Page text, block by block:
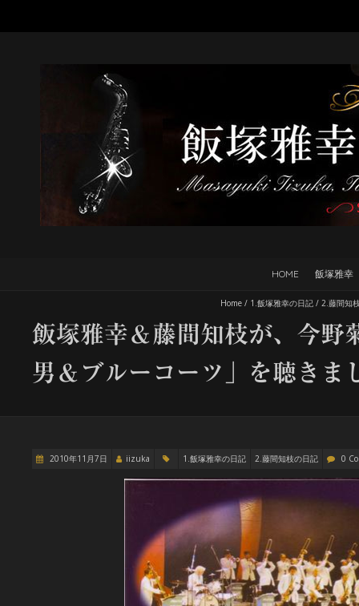
HOME 飯塚雅幸
Home / 1.飯塚雅幸の日記 / 2.藤間知
飯塚雅幸＆藤間知枝が、今野
男＆ブルーコーツ」を聴き
2010年11月7日 iizuka 1.飯塚雅幸の日記 2.藤間知枝の日記 0